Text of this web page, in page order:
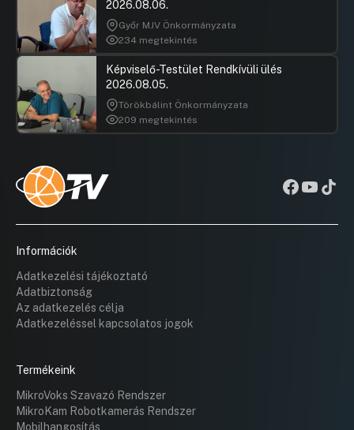
2026.08.06.
Győr MJV Önkormányzata
234 megtekintés
Képviselő-Testület Rendkívüli ülés
2026.08.05.
Törökbálint Önkormányzata
209 megtekintés
Információk
Adatkezelési tájékoztató
Adatbiztonság
Az adatkezelés célja
Adatkezeléssel kapcsolatos jogok
Termékeink
MikroVoks Szavazó Rendszer
MikroKam Robotkamerás Rendszer
Mobilhangosítás